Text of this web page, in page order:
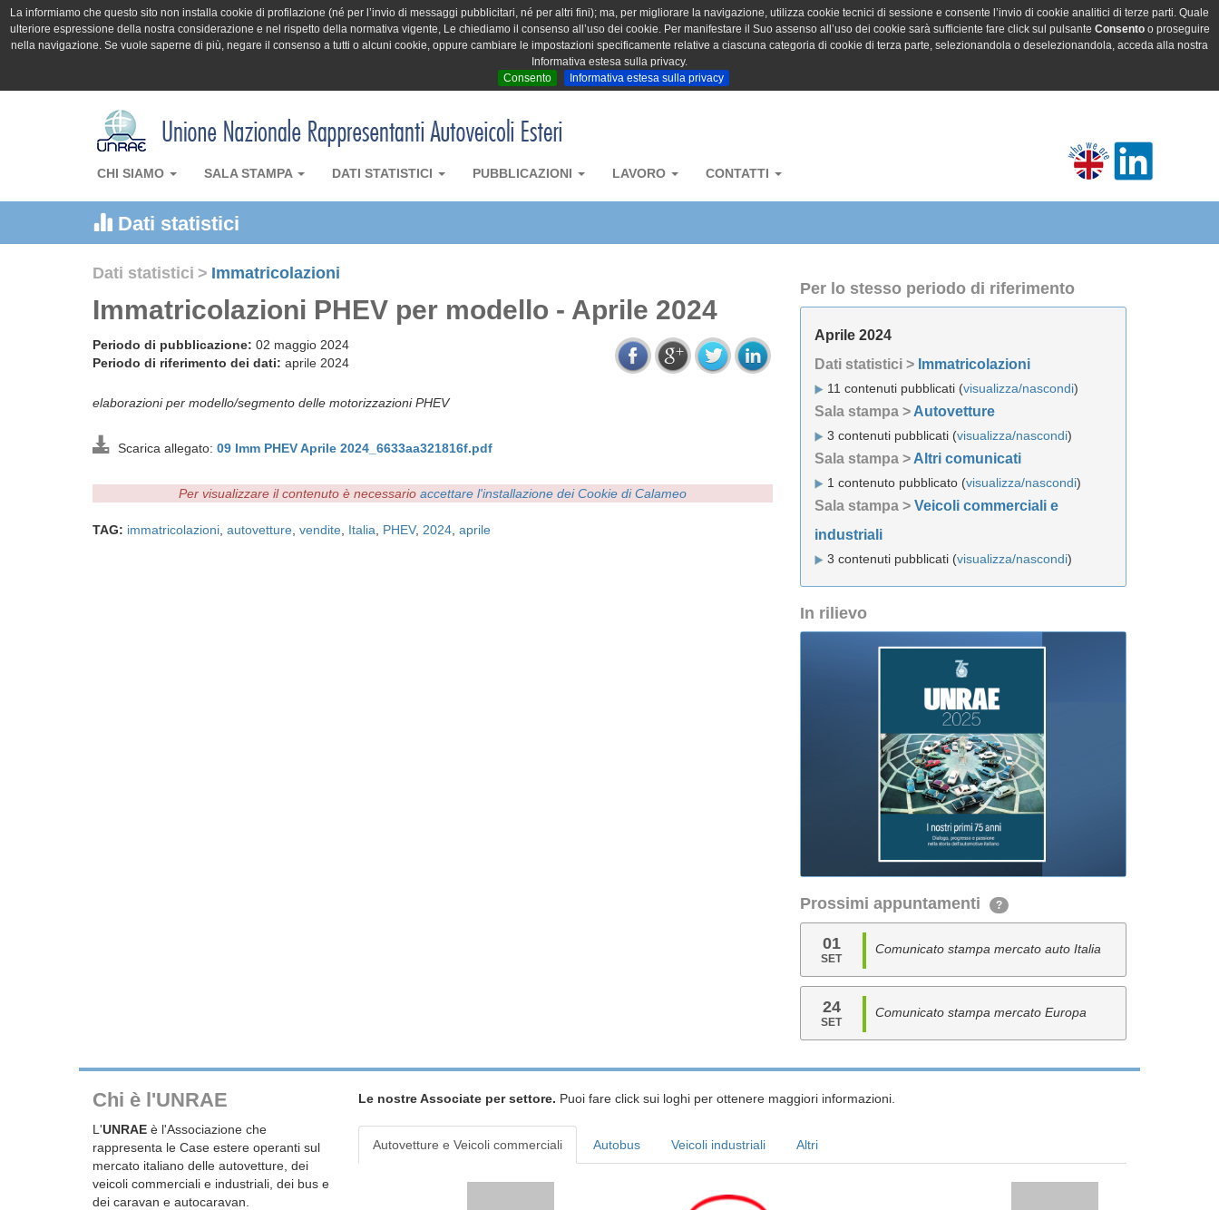
La informiamo che questo sito non installa cookie di profilazione (né per l’invio di messaggi pubblicitari, né per altri fini); ma, per migliorare la navigazione, utilizza cookie tecnici di sessione e consente l’invio di cookie analitici di terze parti. Quale
ulteriore espressione della nostra considerazione e nel rispetto della normativa vigente, Le chiediamo il consenso all’uso dei cookie. Per manifestare il Suo assenso all’uso dei cookie sarà sufficiente fare click sul pulsante Consentoo proseguire
nella navigazione. Se vuole saperne di più, negare il consenso a tutti o alcuni cookie, oppure cambiare le impostazioni specificamente relative a ciascuna categoria di cookie di terza parte, selezionandola o deselezionandola, acceda alla nostra
Informativa estesa sulla privacy.
Consento
Informativa estesa sulla privacy
CHI SIAMO SALA STAMPA DATI STATISTICI PUBBLICAZIONI LAVORO CONTATTI
Dati statistici
Dati statistici > Immatricolazioni
Immatricolazioni PHEV per modello - Aprile 2024
Periodo di pubblicazione: 02 maggio 2024
Periodo di riferimento dei dati: aprile 2024
elaborazioni per modello/segmento delle motorizzazioni PHEV
Scarica allegato: 09 Imm PHEV Aprile 2024_6633aa321816f.pdf
Per visualizzare il contenuto è necessario accettare l'installazione dei Cookie di Calameo
TAG: immatricolazioni autovetture vendite Italia PHEV, 2024 aprile
Per lo stesso periodo di riferimento
Aprile 2024
Dati statistici > Immatricolazioni
11 contenuti pubblicati (visualizza/nascondi)
Sala stampa > Autovetture
3 contenuti pubblicati (visualizza/nascondi)
Sala stampa > Altri comunicati
1 contenuto pubblicato (visualizza/nascondi)
Sala stampa > Veicoli commerciali e
industriali
3 contenuti pubblicati (visualizza/nascondi)
In rilievo
Prossimi appuntamenti ?
01
SET
Comunicato stampa mercato auto Italia
24
SET
Comunicato stampa mercato Europa
Chi è l'UNRAE
L'UNRAE è l'Associazione che
rappresenta le Case estere operanti sul
mercato italiano delle autovetture, dei
veicoli commerciali e industriali, dei bus e
dei caravan e autocaravan.
Le nostre Associate per settore. Puoi fare click sui loghi per ottenere maggiori informazioni.
Autovetture e Veicoli commerciali Autobus Veicoli industriali Altri